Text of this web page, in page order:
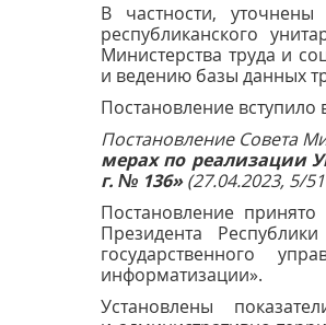
В частности,
республиканского
Министерства труда и
и ведению базы данных
Постановление вступило
Постановление Совета
мерах по реализации
г. № 136»(27.04.2023, 5/
Постановление
Президента
государственного
информатизации».
Установлены